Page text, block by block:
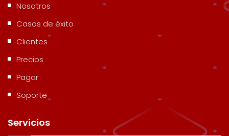
Nosotros
Casos de éxito
Clientes
Precios
Pagar
Soporte
Servicios